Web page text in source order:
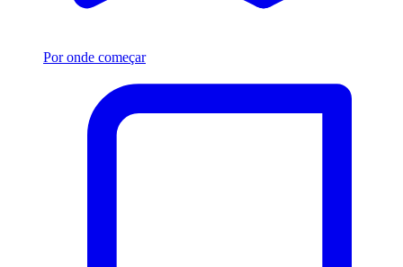
Por onde começar